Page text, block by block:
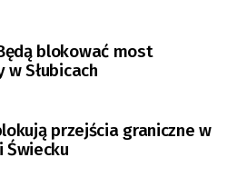
blokować most
w Słubicach
przejścia graniczne w
Świecku